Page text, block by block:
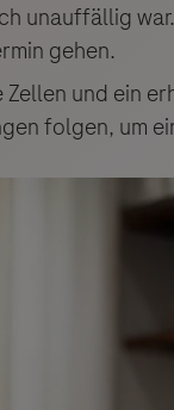
unauffällig
gehen.
und ein
folgen, um
des
über den
für
ab.